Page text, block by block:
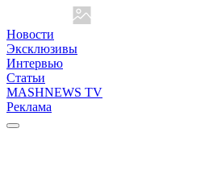
Новости
Эксклюзивы
Интервью
Статьи
MASHNEWS TV
Реклама